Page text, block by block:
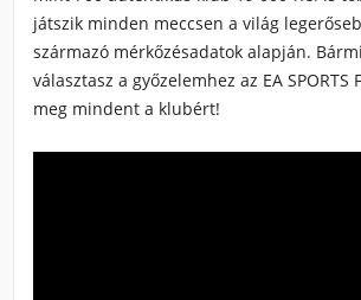
játszik minden meccsen a világ
származó mérkőzésadatok alapján.
választasz a győzelemhez az EA SPORTS
meg mindent a klubért!